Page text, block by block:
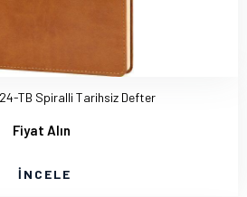
TB Spiralli Tarihsiz Defter
Fiyat Alın
İNCELE